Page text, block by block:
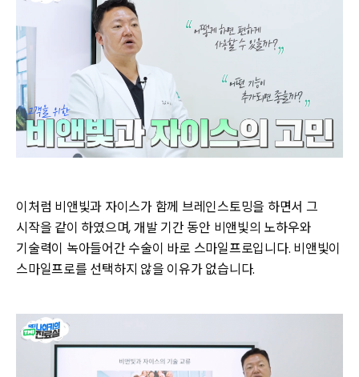
이처럼 비앤빛과 자이스가 함께 브레인스토밍을 하면서 그
시작을 같이 하였으며, 개발 기간 동안 비앤빛의 노하우와
기술력이 녹아들어간 수술이 바로 스마일프로입니다. 비앤빛이
스마일프로를 선택하지 않을 이유가 없습니다.